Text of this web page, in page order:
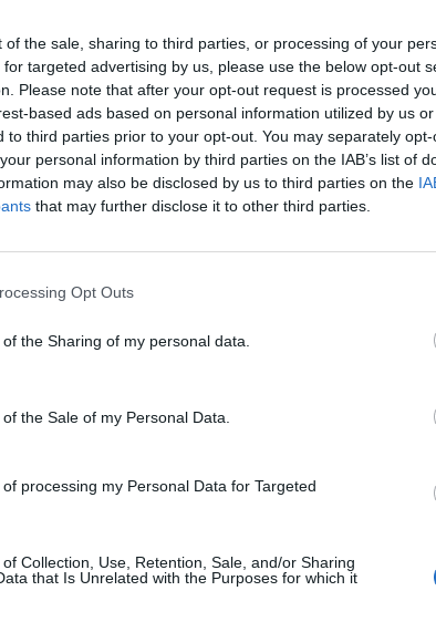
of the sale, sharing to third parties, or processing of your
targeted advertising by us, please use the below opt-out
Please note that after your opt-out request is processed
based ads based on personal information utilized by us
to third parties prior to your opt-out. You may separately
personal information by third parties on the IAB’s list of
may also be disclosed by us to third parties on the
that may further disclose it to other third parties.
Opt Outs
the Sharing of my personal data.
the Sale of my Personal Data.
processing my Personal Data for Targeted
Collection, Use, Retention, Sale, and/or Sharing
that Is Unrelated with the Purposes for which it
STÖD OSS
Stöd Para§raf –
högertrollen
PRENUMERERA PÅ
Börje R
Demokrati Dick
Fängelse Förhör
Jimmie Åkesson